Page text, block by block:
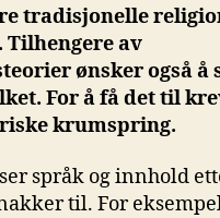
tradisjonelle
av
ønsker også å
For å få det til
krumspring.
språk og innhold
til. For